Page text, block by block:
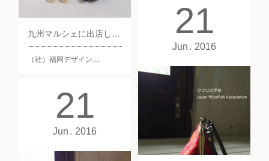
九州マルシェに出店します
（社）福岡デザイン…
「ひつじのポッケ」では羊毛
フェルトでこんなのあった…
21
Jun 2016
21
Jun 2016